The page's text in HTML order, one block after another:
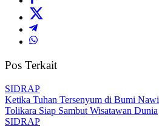
Pos Terkait
SIDRAP
Ketika Tuhan Tersenyum di Bumi
Tolikara Siap Sambut Wisatawan Dunia
SIDRAP